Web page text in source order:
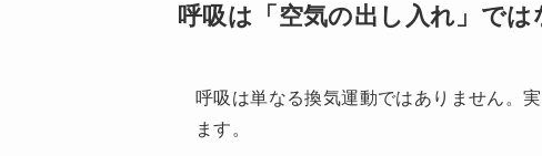
呼吸は「空気の出し入れ」では
呼吸は単なる換気運動ではありません。
ます。